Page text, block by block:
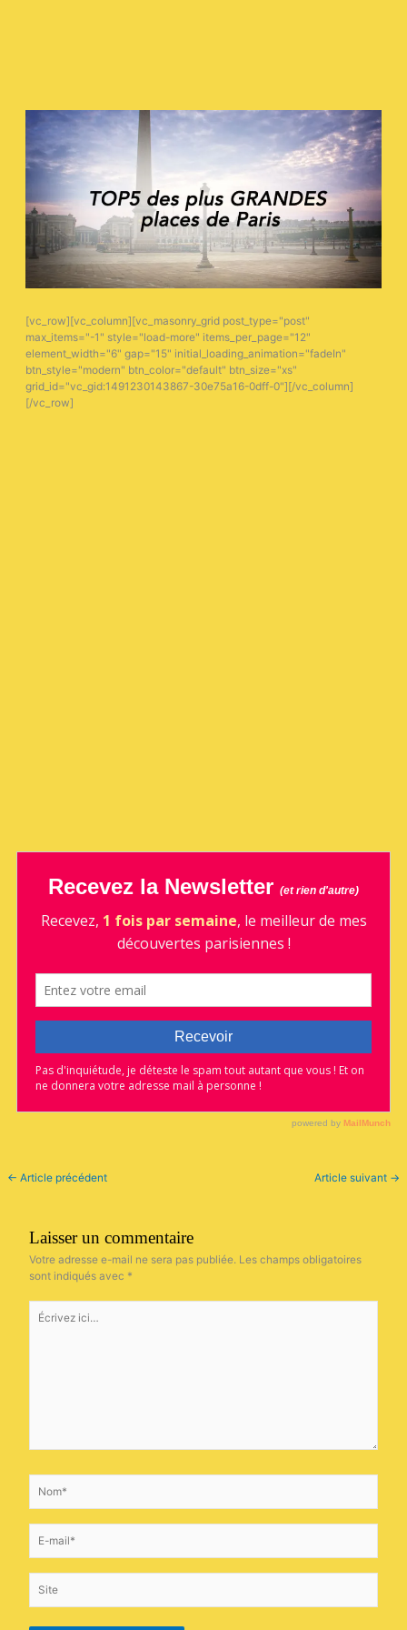
[vc_row][vc_column][vc_masonry_grid post_type="post"
max_items="-1" style="load-more" items_per_page="12"
element_width="6" gap="15" initial_loading_animation="fadeIn"
btn_style="modern" btn_color="default" btn_size="xs"
grid_id="vc_gid:1491230143867-30e75a16-0dff-0"][/vc_column]
[/vc_row]
← Article précédent Article suivant →
Laisser un commentaire
Votre adresse e-mail ne sera pas publiée. Les champs obligatoires
sont indiqués avec *
Écrivez
ici…
mail*